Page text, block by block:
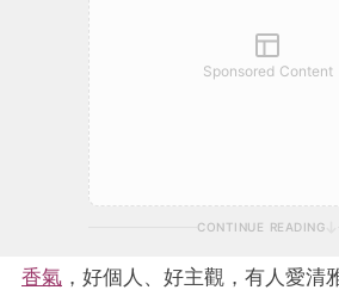
Sponsored Content
CONTINUE READING
香氣 ，好個人、好主觀，有人愛清